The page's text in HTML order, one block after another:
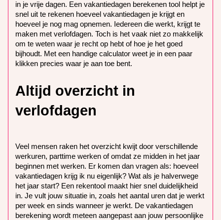
in je vrije dagen. Een vakantiedagen berekenen tool helpt je
snel uit te rekenen hoeveel vakantiedagen je krijgt en
hoeveel je nog mag opnemen. Iedereen die werkt, krijgt te
maken met verlofdagen. Toch is het vaak niet zo makkelijk
om te weten waar je recht op hebt of hoe je het goed
bijhoudt. Met een handige calculator weet je in een paar
klikken precies waar je aan toe bent.
Altijd overzicht in
verlofdagen
Veel mensen raken het overzicht kwijt door verschillende
werkuren, parttime werken of omdat ze midden in het jaar
beginnen met werken. Er komen dan vragen als: hoeveel
vakantiedagen krijg ik nu eigenlijk? Wat als je halverwege
het jaar start? Een rekentool maakt hier snel duidelijkheid
in. Je vult jouw situatie in, zoals het aantal uren dat je werkt
per week en sinds wanneer je werkt. De vakantiedagen
berekening wordt meteen aangepast aan jouw persoonlijke